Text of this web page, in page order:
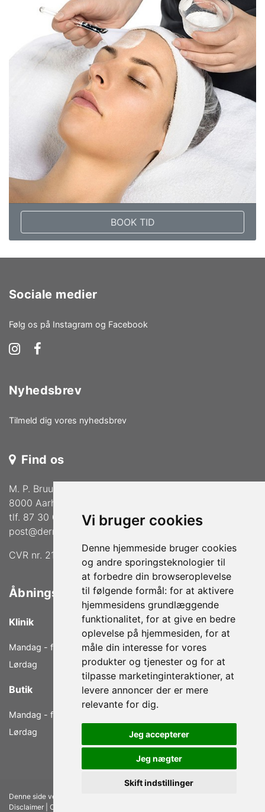
Vi bruger cookies
Denne hjemmeside bruger cookies
og andre sporingsteknologier til
at forbedre din browseroplevelse
til følgende formål: for at aktivere
hjemmesidens grundlæggende
funktionalitet, for at give en bedre
oplevelse på hjemmesiden, for at
måle din interesse for vores
produkter og tjenester og for at
tilpasse marketinginteraktioner, at
levere annoncer der er mere
relevante for dig.
Jeg accepterer
Jeg nægter
Skift indstillinger
BOOK TID
Sociale medier
Følg os på Instagram og Facebook
Nyhedsbrev
Tilmeld dig vores nyhedsbrev
Find os
M. P. Bruuns Gade 36
8000 Aarhus C
tlf. 87 30 02 33
post@dermalogica-aarhus.dk
CVR nr. 21772739
Åbningstider
Klinik
Mandag - fredag
9.00 - 18.00
Lørdag
9.00 - 14.00
Butik
Mandag - fredag
Lørdag
10.00 - 13.00
Denne side vedligeholdes af FÆRCH A/S |
Disclaimer
Opdater cookie præferencer